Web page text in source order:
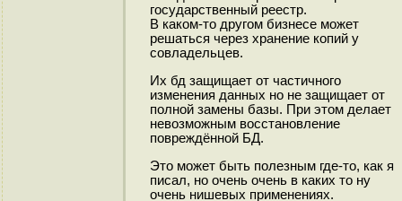
государственный реестр.
В каком-то другом бизнесе может
решаться через хранение копий у
совладельцев.
Их бд защищает от частичного
изменения данных но не защищает от
полной замены базы. При этом делает
невозможным восстановление
повреждённой БД.
Это может быть полезным где-то, как я
писал, но очень очень в каких то ну
очень нишевых применениях.